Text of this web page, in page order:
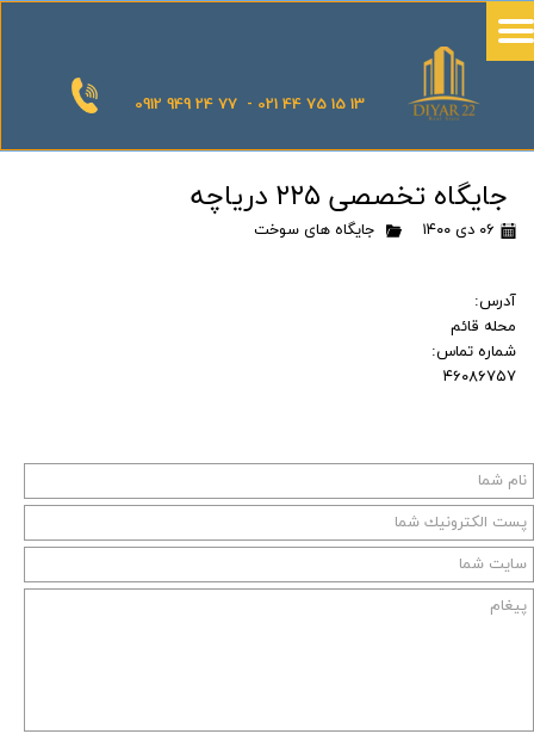
0912 949 24 77 - 021 44 75 15 13
جایگاه تخصصی ۲۲۵ دریاچه
۰۶ دی ۱۴۰۰ جایگاه های سوخت
آدرس:
محله قائم
شماره تماس:
۴۶۰۸۶۷۵۷